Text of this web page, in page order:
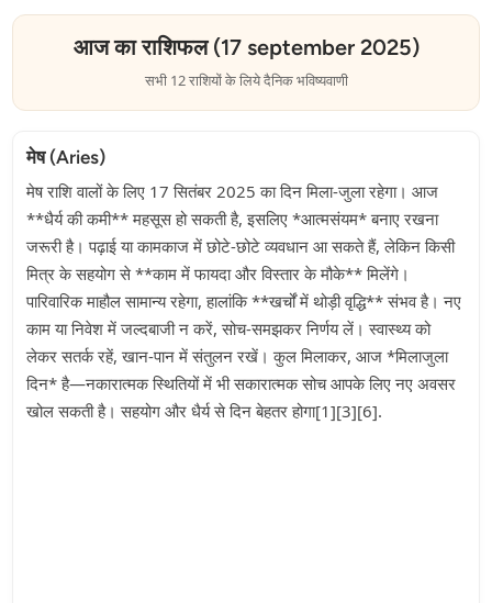
2025):
जानें
कैसा
जानें
आज
का
राशिफल
आज का राशिफल (17 september 2025)
सभी 12 राशियों के लिये दैनिक भविष्यवाणी
मेष (Aries)
मेष राशि वालों के लिए 17 सितंबर 2025 का दिन मिला-जुला रहेगा। आज
**धैर्य की कमी** महसूस हो सकती है, इसलिए *आत्मसंयम* बनाए रखना
जरूरी है। पढ़ाई या कामकाज में छोटे-छोटे व्यवधान आ सकते हैं, लेकिन किसी
मित्र के सहयोग से **काम में फायदा और विस्तार के मौके** मिलेंगे।
पारिवारिक माहौल सामान्य रहेगा, हालांकि **खर्चों में थोड़ी वृद्धि** संभव है। नए
काम या निवेश में जल्दबाजी न करें, सोच-समझकर निर्णय लें। स्वास्थ्य को
लेकर सतर्क रहें, खान-पान में संतुलन रखें। कुल मिलाकर, आज *मिलाजुला
दिन* है—नकारात्मक स्थितियों में भी सकारात्मक सोच आपके लिए नए अवसर
खोल सकती है। सहयोग और धैर्य से दिन बेहतर होगा[1][3][6].